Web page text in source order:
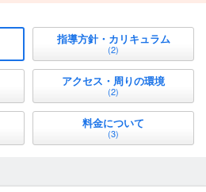
指導方針・カリキュラム
(2)
アクセス・周りの環境
(2)
料金について
(3)